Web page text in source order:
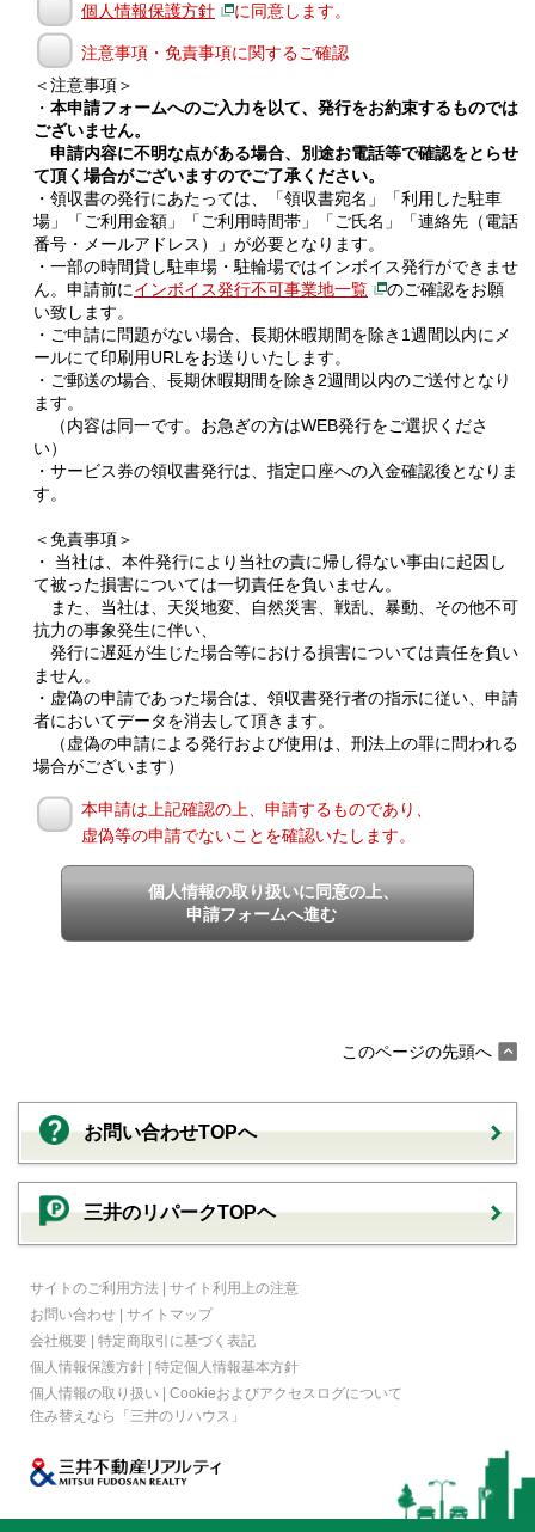
個人情報保護方針 に同意します。
注意事項・免責事項に関するご確認
＜注意事項＞
・ 本申請フォームへのご入力を以て、発行をお約束するものでは
ございません。
申請内容に不明な点がある場合、別途お電話等で確認をとらせ
て頂く場合がございますのでご了承ください。
・領収書の発行にあたっては、「領収書宛名」「利用した駐車
場」「ご利用金額」「ご利用時間帯」「ご氏名」「連絡先（電話
番号・メールアドレス）」が必要となります。
・一部の時間貸し駐車場・駐輪場ではインボイス発行ができませ
ん。申請前にインボイス発行不可事業地一覧
のご確認をお願
い致します。
・ご申請に問題がない場合、長期休暇期間を除き1週間以内にメ
ールにて印刷用URLをお送りいたします。
・ご郵送の場合、長期休暇期間を除き2週間以内のご送付となり
ます。
（内容は同一です。お急ぎの方はWEB発行をご選択くださ
い）
・サービス券の領収書発行は、指定口座への入金確認後となりま
す。
＜免責事項＞
・ 当社は、本件発行により当社の責に帰し得ない事由に起因し
て被った損害については一切責任を負いません。
また、当社は、天災地変、自然災害、戦乱、暴動、その他不可
抗力の事象発生に伴い、
発行に遅延が生じた場合等における損害については責任を負い
ません。
・虚偽の申請であった場合は、領収書発行者の指示に従い、申請
者においてデータを消去して頂きます。
（虚偽の申請による発行および使用は、刑法上の罪に問われる
場合がございます）
本申請は上記確認の上、申請するものであり、
虚偽等の申請でないことを確認いたします。
個人情報の取り扱いに同意の上、
申請フォームへ進む
このページの先頭へ
お問い合わせTOPへ
三井のリパークTOPヘ
サイトのご利用方法 | サイト利用上の注意
お問い合わせ | サイトマップ
会社概要 | 特定商取引に基づく表記
個人情報保護方針 | 特定個人情報基本方針
個人情報の取り扱い | Cookieおよびアクセスログについて
住み替えなら
「三井のリハウス」